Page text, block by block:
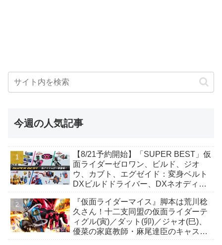
今週の人気記事
【8/21予約開始】「SUPER BEST」仮
面ライダーゼロワン、ビルド、ジオ
ウ、カブト、エグゼイド：変身ベルト
DXビルドドライバー、DXネオディケ
か12点！
『仮面ライダーマイス』脚本は荒川稔
久さん！十二支同盟の仮面ライダーテ
ィグル(寅)／ダット(卯)／ジャオ(巳)、
優菜の家庭教師・麻尾達臣のキャスト